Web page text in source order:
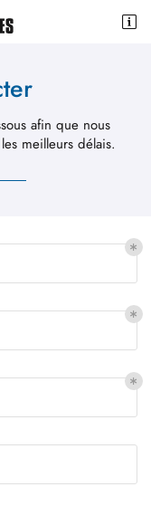

afin que nous
meilleurs délais.